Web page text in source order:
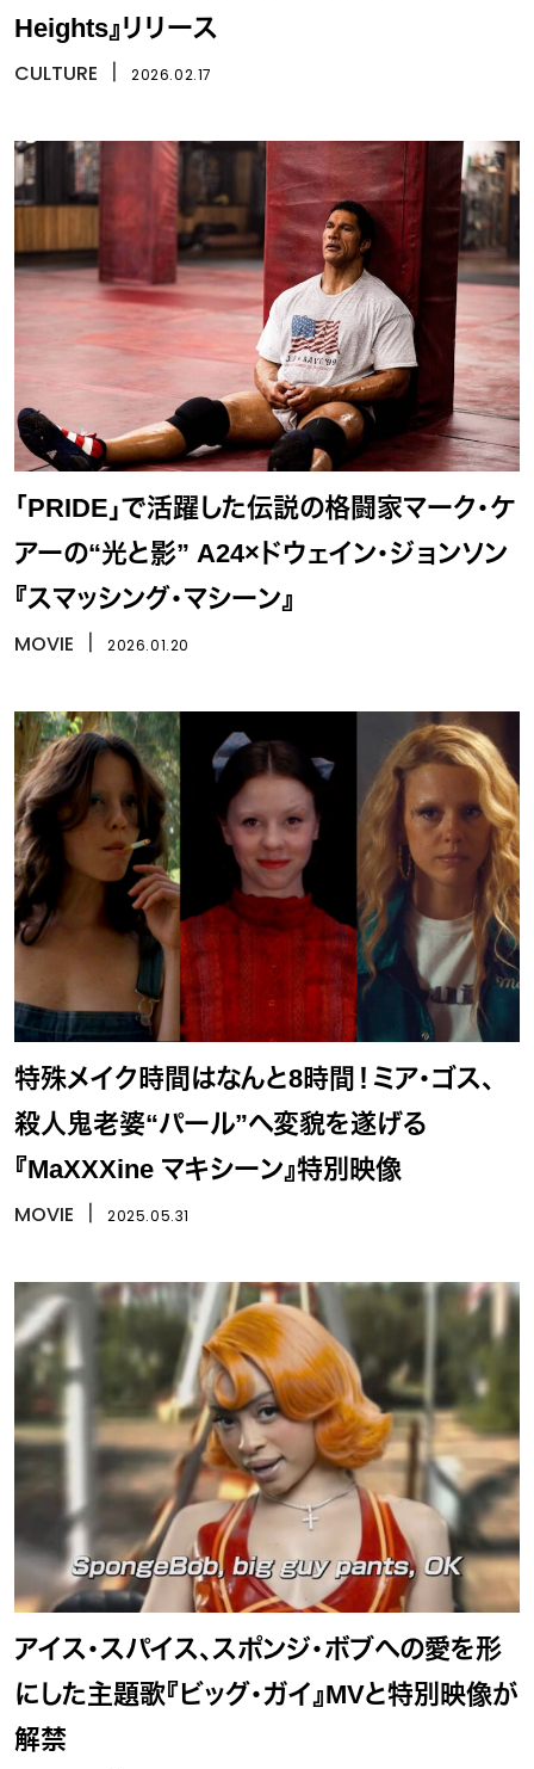
Heights』リリース
CULTURE 2026.02.17
「PRIDE」で活躍した伝説の格闘家マーク・ケ
アーの“光と影” A24×ドウェイン・ジョンソン
『スマッシング・マシーン』
MOVIE 2026.01.20
特殊メイク時間はなんと8時間！ミア・ゴス、
殺人鬼老婆“パール”へ変貌を遂げる
『MaXXXine マキシーン』特別映像
MOVIE 2025.05.31
アイス・スパイス、スポンジ・ボブへの愛を形
にした主題歌『ビッグ・ガイ』MVと特別映像が
解禁